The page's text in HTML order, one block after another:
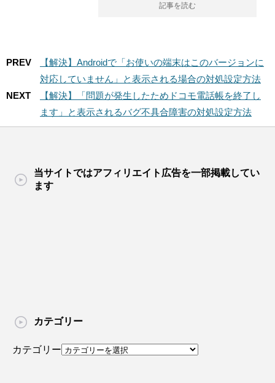
記事を読む
PREV
【解決】Androidで「お使いの端末はこのバージョンに
対応していません」と表示される場合の対処設定方法
NEXT
【解決】「問題が発生したためドコモ電話帳を終了し
ます」と表示されるバグ不具合障害の対処設定方法
当サイトではアフィリエイト広告を一部掲載してい
ます
カテゴリー
カテゴリー